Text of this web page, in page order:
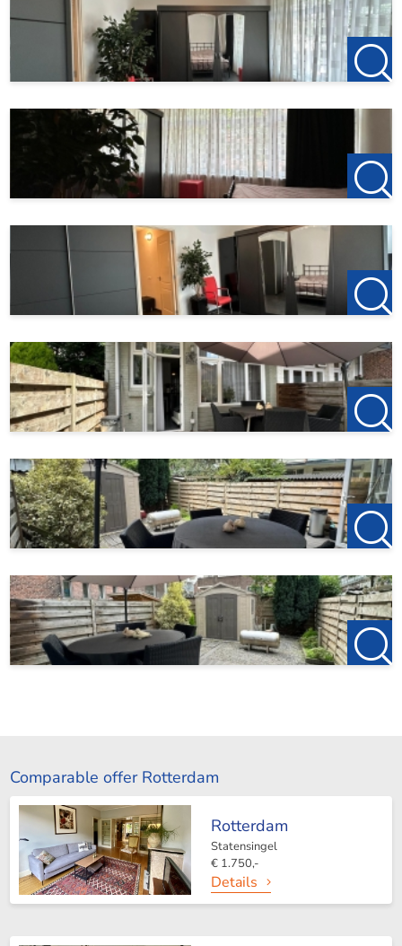
Comparable offer Rotterdam
Rotterdam
Statensingel
€ 1.750,-
Details